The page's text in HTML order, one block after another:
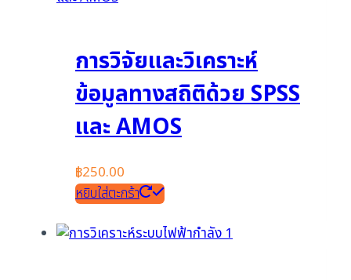
การวิจัยและวิเคราะห์
ข้อมูลทางสถิติด้วย SPSS
และ AMOS
฿250.00
หยิบใส่ตะกร้า